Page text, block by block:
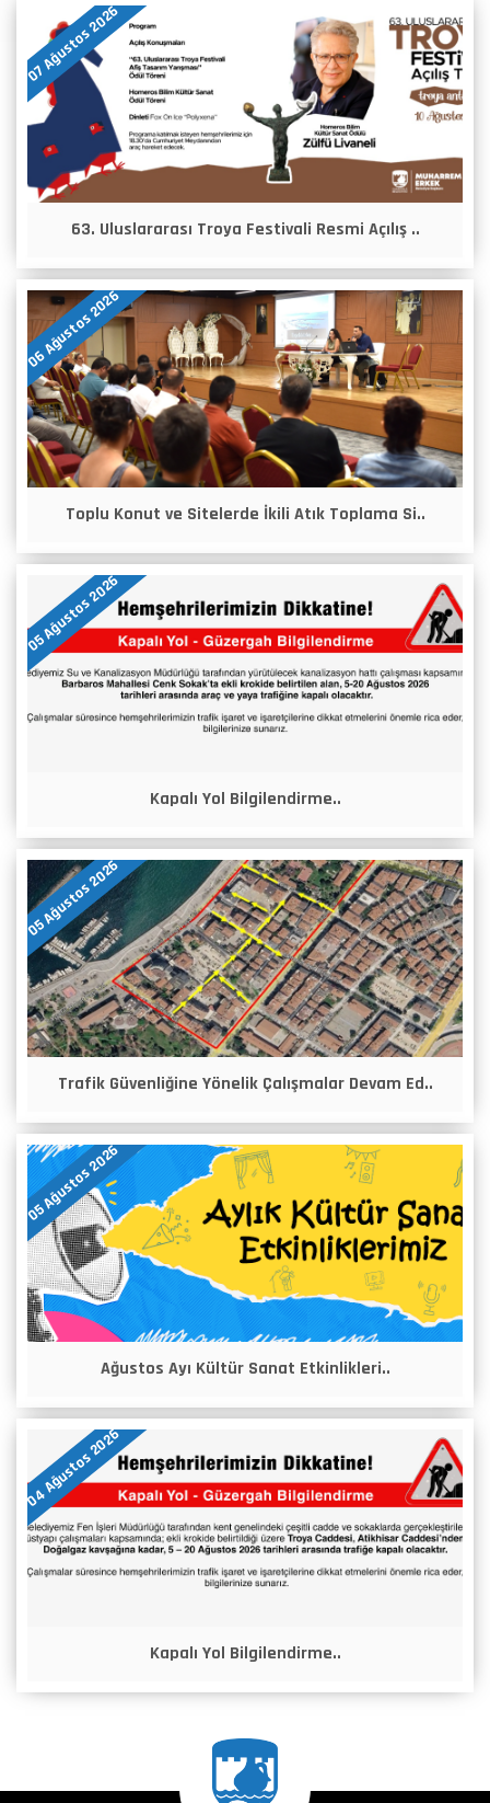
07 Ağustos 2026
63. Uluslararası Troya Festivali Resmi Açılış ..
06 Ağustos 2026
Toplu Konut ve Sitelerde İkili Atık Toplama Si..
05 Ağustos 2026
Kapalı Yol Bilgilendirme..
05 Ağustos 2026
Trafik Güvenliğine Yönelik Çalışmalar Devam Ed..
05 Ağustos 2026
Ağustos Ayı Kültür Sanat Etkinlikleri..
04 Ağustos 2026
Kapalı Yol Bilgilendirme..